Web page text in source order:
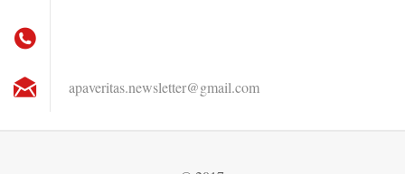
apaveritas.newsletter@gmail.com